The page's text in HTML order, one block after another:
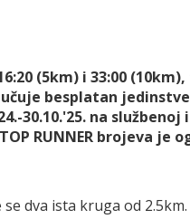
(5km) i 33:00
besplatan
30.10.'25. na
RUNNER brojeva
dva ista kruga od 2.5km.